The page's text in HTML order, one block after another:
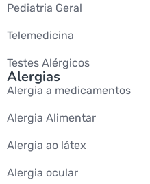
Pediatria Geral
Telemedicina
Testes Alérgicos
Alergias
Alergia a medicamentos
Alergia Alimentar
Alergia ao látex
Alergia ocular